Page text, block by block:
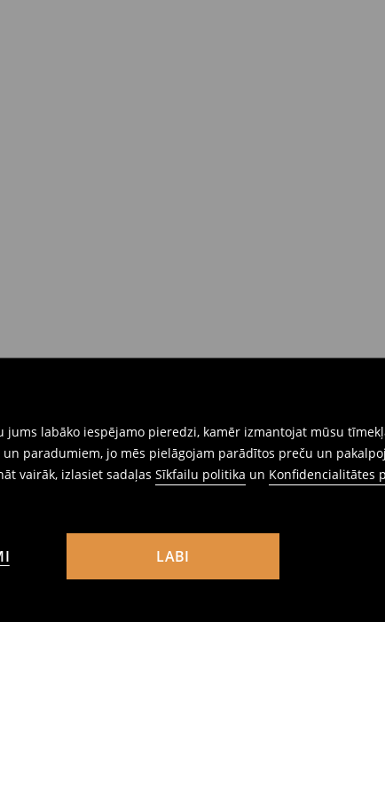
labāko iespējamo pieredzi, kamēr izmantojat mūsu
paradumiem, jo mēs pielāgojam parādītos preču un
vairāk, izlasiet sadaļas Sīkfailu politika un Konfidencialitātes
LABI